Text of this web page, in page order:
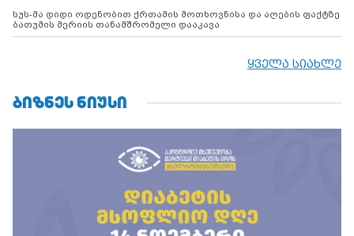
სუს-მა დიდი ოდენობით ქრთამის მოთხოვნისა და აღების ფაქტზე
ბათუმის მერიის თანამშრომელი დააკავა
ყველა სიახლე
ᲑᲘᲖᲜᲔᲡ ᲜᲘᲣᲡᲘ